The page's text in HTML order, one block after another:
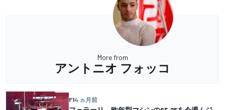
More from
アントニオ フォッコ
F14 ヵ月前